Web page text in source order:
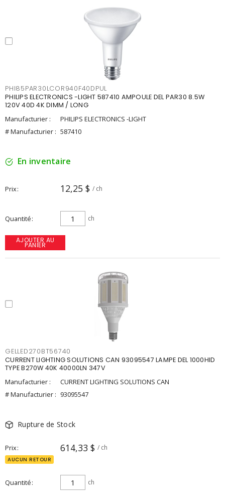
PHI85PAR30LCOR940F40DPUL
PHILIPS ELECTRONICS -LIGHT 587410 AMPOULE DEL PAR30 8.5W
120V 40D 4K DIMM / LONG
Manufacturier :
PHILIPS ELECTRONICS -LIGHT
# Manufacturier : 587410
En inventaire
Prix 12,25 $ / ch
Quantité ch
AJOUTER AU
PANIER
GELLED270BT56740
CURRENT LIGHTING SOLUTIONS CAN 93095547 LAMPE DEL 1000HID
TYPE B270W 40K 40000LN 347V
Manufacturier :
CURRENT LIGHTING SOLUTIONS CAN
# Manufacturier : 93095547
Rupture de Stock
Prix 614,33 $ / ch
AUCUN RETOUR
Quantité ch